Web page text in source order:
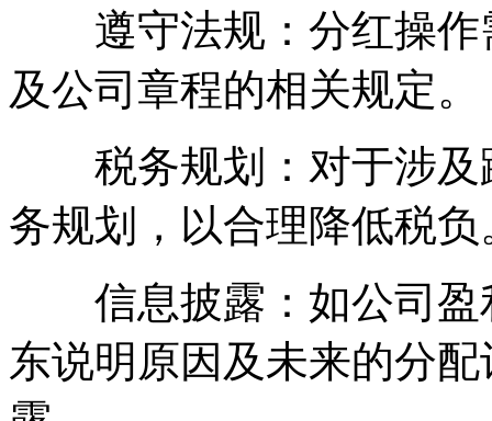
遵守法规：分红操作
及公司章程的相关规定。
税务规划：对于涉及
务规划，以合理降低税负
信息披露：如公司盈
东说明原因及未来的分